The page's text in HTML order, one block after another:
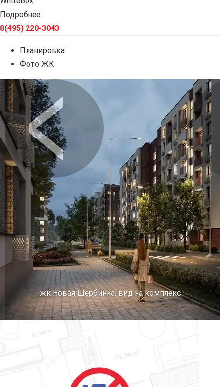
Подробнее
8(495) 220-3043
Планировка
Фото ЖК
жк Новая Щербинка. вид на комплекс
Предыдущее